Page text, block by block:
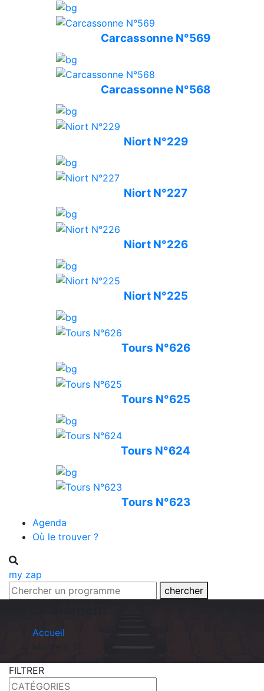
Carcassonne N°569
Carcassonne N°568
Niort N°229
Niort N°227
Niort N°226
Niort N°225
Tours N°626
Tours N°625
Tours N°624
Tours N°623
Agenda
Où le trouver ?
my zap
chercher
Accueil
FILTRER